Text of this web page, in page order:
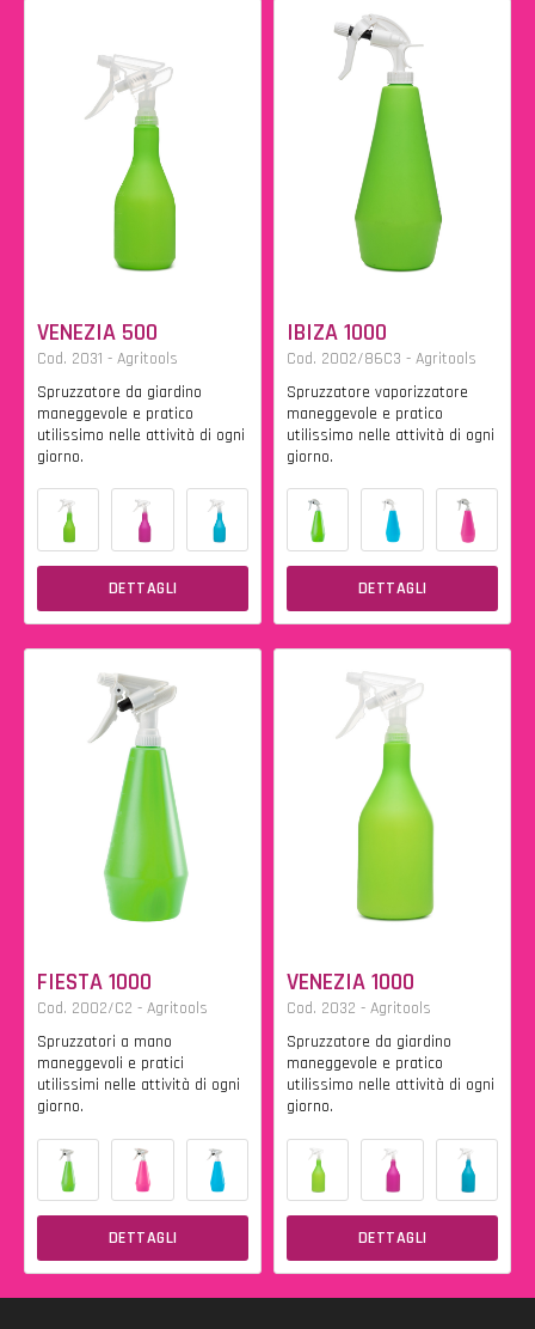
VENEZIA 500
Cod. 2031 - Agritools
Spruzzatore da giardino
maneggevole e pratico
utilissimo nelle attività di ogni
giorno.
DETTAGLI
IBIZA 1000
Cod. 2002/86C3 - Agritools
Spruzzatore vaporizzatore
maneggevole e pratico
utilissimo nelle attività di ogni
giorno.
DETTAGLI
FIESTA 1000
Cod. 2002/C2 - Agritools
Spruzzatori a mano
maneggevoli e pratici
utilissimi nelle attività di ogni
giorno.
DETTAGLI
VENEZIA 1000
Cod. 2032 - Agritools
Spruzzatore da giardino
maneggevole e pratico
utilissimo nelle attività di ogni
giorno.
DETTAGLI